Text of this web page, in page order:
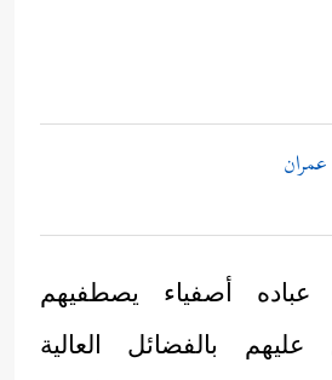
أصفياء يصطفيهم
بالفضائل العالية